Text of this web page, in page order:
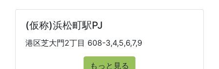
(仮称)浜松町駅PJ
港区芝大門2丁目 608-3,4,5,6,7,9
もっと見る